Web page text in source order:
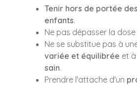
Tenir hors de portée
enfants.
Ne pas dépasser la dose
Ne se substitue pas à
variée et équilibrée et
sain.
Prendre l'attache d'un